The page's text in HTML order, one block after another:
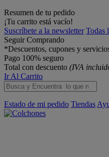
Resumen de tu pedido
¡Tu carrito está vacío!
Suscríbete a la newsletter Todas
Seguir Comprando
*Descuentos, cupones y
Pago 100% seguro
Total con descuento (IVA
Ir Al Carrito
Estado de mi pedido Tiendas